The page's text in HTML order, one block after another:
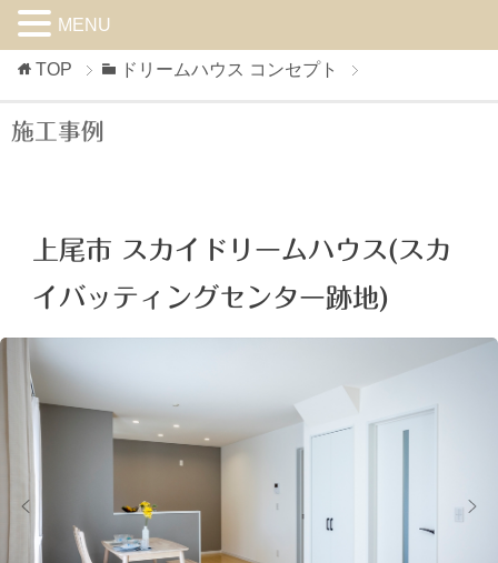
TOP ドリームハウス コンセプト
施工事例
上尾市 スカイドリームハウス(スカ
イバッティングセンター跡地)
MENU